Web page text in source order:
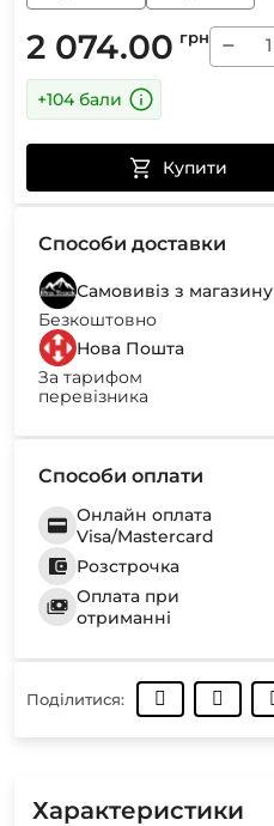
2 074.00 грн −
+104 бали
Купити
Способи доставки
Самовивіз з магазину
Безкоштовно
Нова Пошта
За тарифом
перевізника
Способи оплати
Онлайн оплата
Visa/Mastercard
Розстрочка
Оплата при
отриманні
Поділитися:
Характеристики